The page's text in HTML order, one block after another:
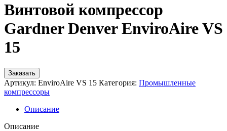
Винтовой компрессор
Gardner Denver EnviroAire VS
15
Заказать
Артикул: EnviroAire VS 15 Категория: Промышленные
компрессоры
Описание
Описание